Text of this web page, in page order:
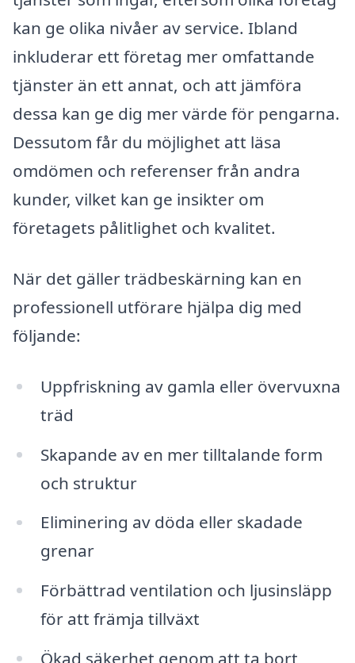
kan ge olika nivåer av service. Ibland
inkluderar ett företag mer omfattande
tjänster än ett annat, och att jämföra
dessa kan ge dig mer värde för pengarna.
Dessutom får du möjlighet att läsa
omdömen och referenser från andra
kunder, vilket kan ge insikter om
företagets pålitlighet och kvalitet.
När det gäller trädbeskärning kan en
professionell utförare hjälpa dig med
följande:
Uppfriskning av gamla eller övervuxna
träd
Skapande av en mer tilltalande form
och struktur
Eliminering av döda eller skadade
grenar
Förbättrad ventilation och ljusinsläpp
för att främja tillväxt
Ökad säkerhet genom att ta bort